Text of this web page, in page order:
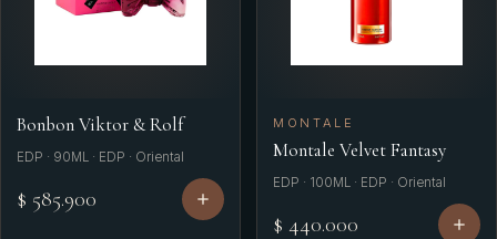
Bonbon Viktor & Rolf
EDP · 90ML · EDP · Oriental
$ 585.900
MONTALE
Montale Velvet Fantasy
EDP · 100ML · EDP · Oriental
$ 440.000